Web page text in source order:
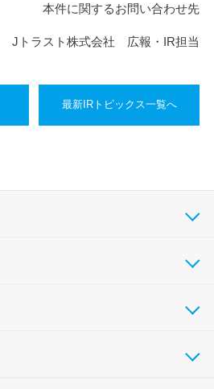
本件に関するお問い合わせ先
Jトラスト株式会社 広報・IR担当
最新IRトピックス一覧へ